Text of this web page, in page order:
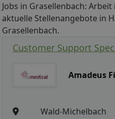
Jobs in Grasellenbach:
aktuelle Stellenangebote in
Grasellenbach.
Customer Support
Amadeus
Wald-Michelbach